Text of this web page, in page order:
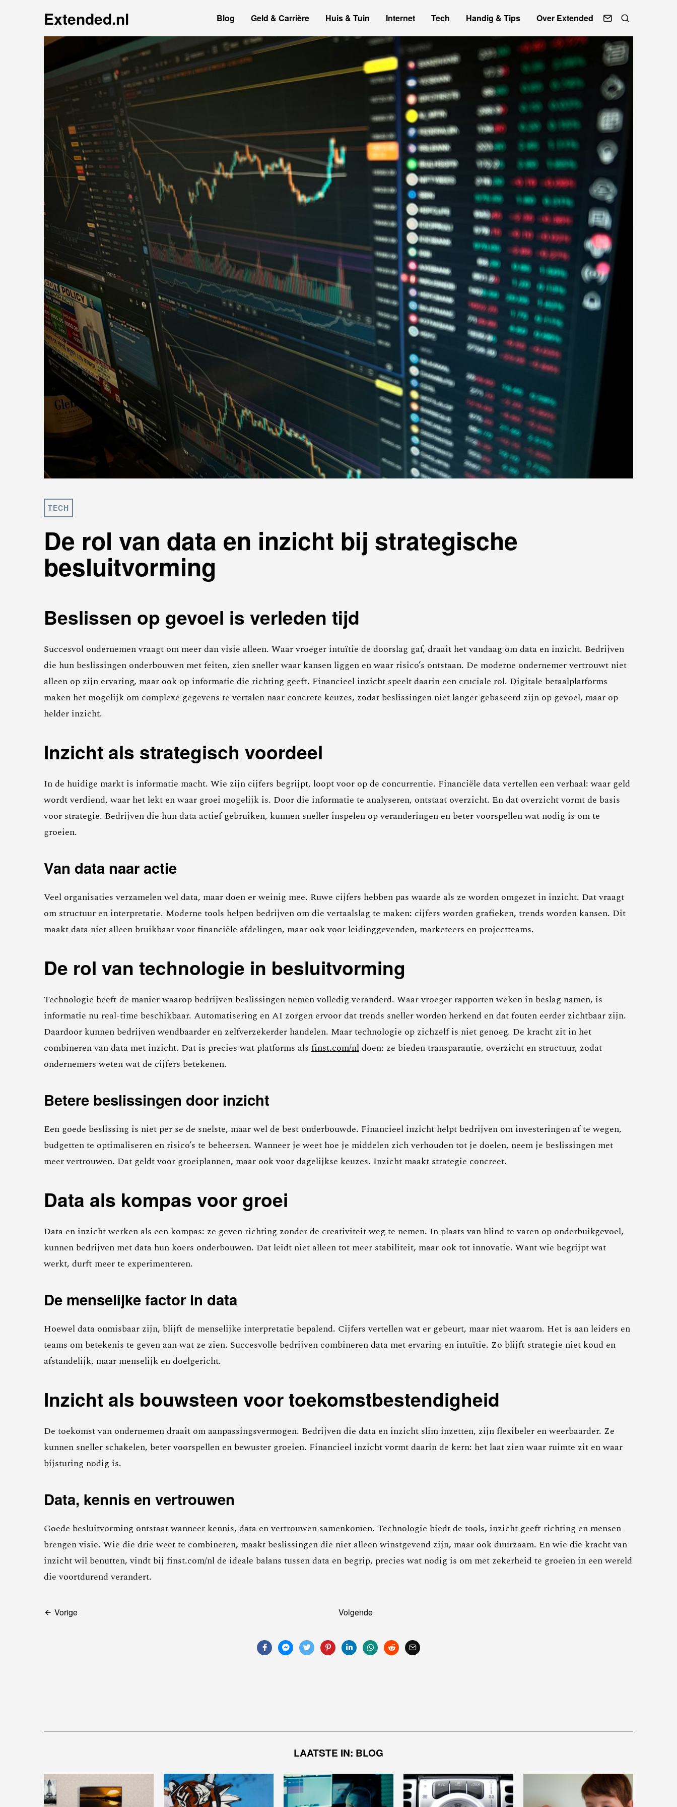
Extended.nl Blog Geld & Carrière Huis & Tuin Internet Tech Handig & Tips Over Extended
TECH
De rol van data en inzicht bij strategische
besluitvorming
Beslissen op gevoel is verleden tijd
Succesvol ondernemen vraagt om meer dan visie alleen. Waar vroeger intuïtie de doorslag gaf, draait het vandaag om data en inzicht. Bedrijven
die hun beslissingen onderbouwen met feiten, zien sneller waar kansen liggen en waar risico’s ontstaan. De moderne ondernemer vertrouwt niet
alleen op zijn ervaring, maar ook op informatie die richting geeft. Financieel inzicht speelt daarin een cruciale rol. Digitale betaalplatforms
maken het mogelijk om complexe gegevens te vertalen naar concrete keuzes, zodat beslissingen niet langer gebaseerd zijn op gevoel, maar op
helder inzicht.
Inzicht als strategisch voordeel
In de huidige markt is informatie macht. Wie zijn cijfers begrijpt, loopt voor op de concurrentie. Financiële data vertellen een verhaal: waar geld
wordt verdiend, waar het lekt en waar groei mogelijk is. Door die informatie te analyseren, ontstaat overzicht. En dat overzicht vormt de basis
voor strategie. Bedrijven die hun data actief gebruiken, kunnen sneller inspelen op veranderingen en beter voorspellen wat nodig is om te
groeien.
Van data naar actie
Veel organisaties verzamelen wel data, maar doen er weinig mee. Ruwe cijfers hebben pas waarde als ze worden omgezet in inzicht. Dat vraagt
om structuur en interpretatie. Moderne tools helpen bedrijven om die vertaalslag te maken: cijfers worden grafieken, trends worden kansen. Dit
maakt data niet alleen bruikbaar voor financiële afdelingen, maar ook voor leidinggevenden, marketeers en projectteams.
De rol van technologie in besluitvorming
Technologie heeft de manier waarop bedrijven beslissingen nemen volledig veranderd. Waar vroeger rapporten weken in beslag namen, is
informatie nu real-time beschikbaar. Automatisering en AI zorgen ervoor dat trends sneller worden herkend en dat fouten eerder zichtbaar zijn.
Daardoor kunnen bedrijven wendbaarder en zelfverzekerder handelen. Maar technologie op zichzelf is niet genoeg. De kracht zit in het
combineren van data met inzicht. Dat is precies wat platforms als finst.com/nldoen: ze bieden transparantie, overzicht en structuur, zodat
ondernemers weten wat de cijfers betekenen.
Betere beslissingen door inzicht
Een goede beslissing is niet per se de snelste, maar wel de best onderbouwde. Financieel inzicht helpt bedrijven om investeringen af te wegen,
budgetten te optimaliseren en risico’s te beheersen. Wanneer je weet hoe je middelen zich verhouden tot je doelen, neem je beslissingen met
meer vertrouwen. Dat geldt voor groeiplannen, maar ook voor dagelijkse keuzes. Inzicht maakt strategie concreet.
Data als kompas voor groei
Data en inzicht werken als een kompas: ze geven richting zonder de creativiteit weg te nemen. In plaats van blind te varen op onderbuikgevoel,
kunnen bedrijven met data hun koers onderbouwen. Dat leidt niet alleen tot meer stabiliteit, maar ook tot innovatie. Want wie begrijpt wat
werkt, durft meer te experimenteren.
De menselijke factor in data
Hoewel data onmisbaar zijn, blijft de menselijke interpretatie bepalend. Cijfers vertellen wat er gebeurt, maar niet waarom. Het is aan leiders en
teams om betekenis te geven aan wat ze zien. Succesvolle bedrijven combineren data met ervaring en intuïtie. Zo blijft strategie niet koud en
afstandelijk, maar menselijk en doelgericht.
Inzicht als bouwsteen voor toekomstbestendigheid
De toekomst van ondernemen draait om aanpassingsvermogen. Bedrijven die data en inzicht slim inzetten, zijn flexibeler en weerbaarder. Ze
kunnen sneller schakelen, beter voorspellen en bewuster groeien. Financieel inzicht vormt daarin de kern: het laat zien waar ruimte zit en waar
bijsturing nodig is.
Data, kennis en vertrouwen
Goede besluitvorming ontstaat wanneer kennis, data en vertrouwen samenkomen. Technologie biedt de tools, inzicht geeft richting en mensen
brengen visie. Wie die drie weet te combineren, maakt beslissingen die niet alleen winstgevend zijn, maar ook duurzaam. En wie die kracht van
inzicht wil benutten, vindt bij finst.com/nl de ideale balans tussen data en begrip, precies wat nodig is om met zekerheid te groeien in een wereld
die voortdurend verandert.
Bericht
Vorige Volgende
LAATSTE IN: BLOG